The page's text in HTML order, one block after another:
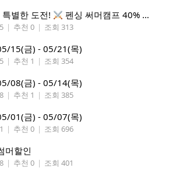
별한 도전! 펜싱 써머캠프 40% 선착순 할인
| 추천 0 | 조회 313
15(금) - 05/21(목)
| 추천 1 | 조회 354
08(금) - 05/14(목)
| 추천 1 | 조회 385
01(금) - 05/07(목)
| 추천 0 | 조회 696
머할인
| 추천 0 | 조회 401